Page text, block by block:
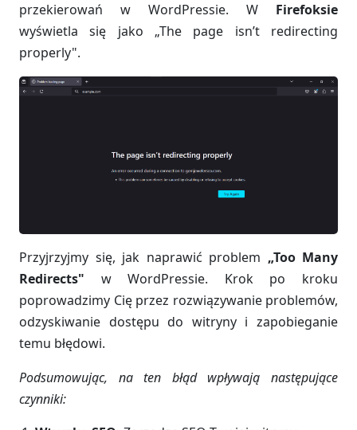
przekierowań w WordPressie. W Firefoksie
wyświetla się jako „The page isn’t redirecting
properly".
Przyjrzyjmy się, jak naprawić problem „Too Many
Redirects" w WordPressie. Krok po kroku
poprowadzimy Cię przez rozwiązywanie problemów,
odzyskiwanie dostępu do witryny i zapobieganie
temu błędowi.
Podsumowując, na ten błąd wpływają następujące
czynniki: